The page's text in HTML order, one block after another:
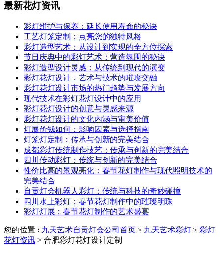
最新花灯资讯
彩灯维护与保养：延长使用寿命的秘诀
工艺灯笼定制：点亮您的独特风格
彩灯造型艺术：从设计到实现的全方位探索
节日庆典中的彩灯艺术：营造氛围的秘诀
彩灯造型设计灵感：从传统到现代的演变
彩灯花灯设计：艺术与技术的璀璨交融
彩灯花灯设计市场的热门趋势与发展方向
现代技术在彩灯花灯设计中的应用
彩灯花灯设计的创意与灵感来源
彩灯花灯设计的文化内涵与审美价值
灯展价钱如何：影响因素与选择指南
灯笼灯定制：传承与创新的完美结合
成都彩灯传统制作技艺：传承与创新的完美结合
四川传动彩灯：传统与创新的完美结合
性价比高的景观亮化：春节花灯制作与现代照明技术的
完美结合
自贡灯会机器人彩灯：传统与科技的奇妙碰撞
四川水上彩灯：春节花灯制作中的璀璨明珠
彩灯灯展：春节花灯制作的艺术盛宴
您的位置 : 九天艺术自贡灯会公司首页 > 九天艺术彩灯 > 彩灯
花灯资讯 > 合肥彩灯花灯设计定制